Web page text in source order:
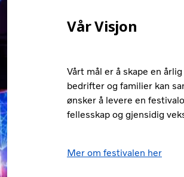
Vår Visjon
Vårt mål er å skape en
bedrifter og familier kan
ønsker å levere en
fellesskap og gjensidig
Mer om festivalen her